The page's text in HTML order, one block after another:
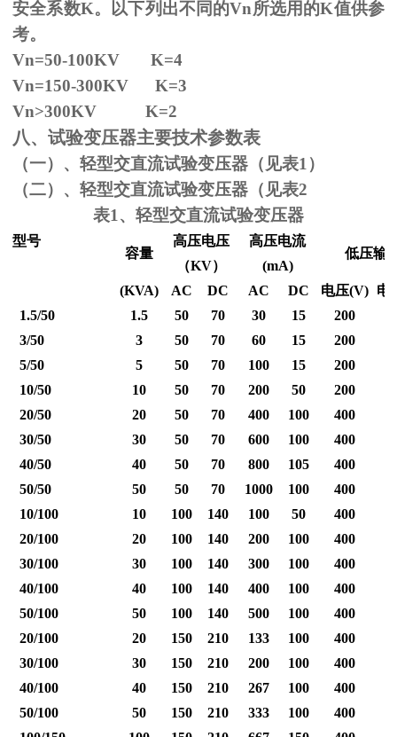
安全系数K。以下列出不同的Vn所选用的K值供参
考。
Vn=50-100KV K=4
Vn=150-300KV K=3
Vn>300KV K=2
八、试验变压器主要技术参数表
（一）、轻型交直流试验变压器（见表1）
（二）、轻型交直流试验变压器（见表2
表1、轻型交直流试验变压器
型号
容量
高压电压
（KV）
高压电流
(mA)
低压输
(KVA) AC DC AC DC 电压(V) 电
1.5/50
1.5 50 70 30 15 200
3/50
3 50 70 60 15 200
5/50
5 50 70 100 15 200
10/50
10 50 70 200 50 200
20/50
20 50 70 400 100 400
30/50
30 50 70 600 100 400
40/50
40 50 70 800 105 400
50/50
50 50 70 1000 100 400
10/100
10 100 140 100 50 400
20/100
20 100 140 200 100 400
30/100
30 100 140 300 100 400
40/100
40 100 140 400 100 400
50/100
50 100 140 500 100 400
20/100
20 150 210 133 100 400
30/100
30 150 210 200 100 400
40/100
40 150 210 267 100 400
50/100
50 150 210 333 100 400